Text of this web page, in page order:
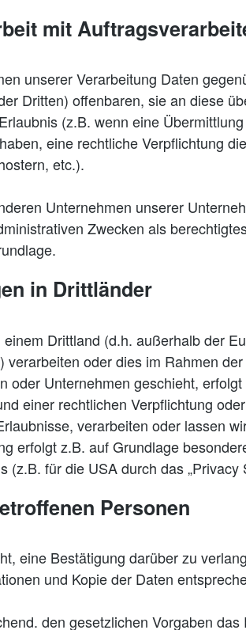
mit
unserer Verarbeitung Daten
Dritten) offenbaren, sie an diese
(z.B. wenn eine
eine rechtliche Verpflichtung
etc.).
Unternehmen unserer
Zwecken als
in Drittländer
Drittland (d.h. außerhalb der
verarbeiten oder dies im Rahmen
oder Unternehmen geschieht,
einer rechtlichen Verpflichtung
verarbeiten oder lassen
erfolgt z.B. auf Grundlage
(z.B. für die USA durch das
Personen
eine Bestätigung darüber zu
und Kopie der Daten
den gesetzlichen Vorgaben